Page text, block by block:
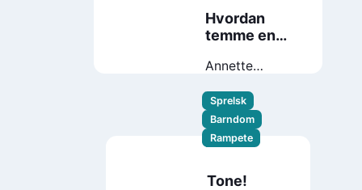
Hvordan
temme en
Annette
Helland
Sprelsk
Barndom
Rampete
Tone!